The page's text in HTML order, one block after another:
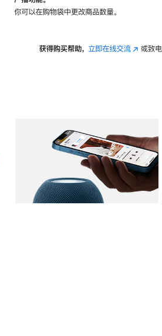
你可以在购物袋中更改商品数量。
获得购买帮助， 立即在线交流(在 或致电
图库 图像 4